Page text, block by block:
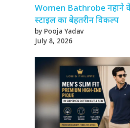
Women Bathrobe नहाने
स्टाइल का बेहतरीन विकल्प
by Pooja Yadav
July 8, 2026